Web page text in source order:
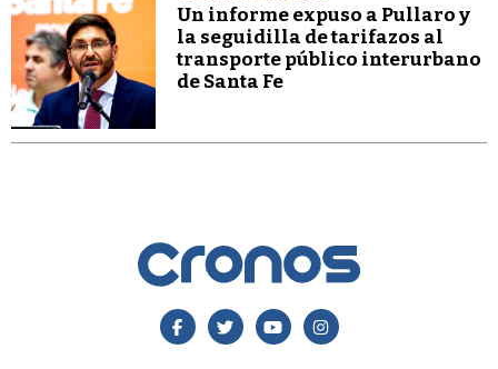
Un informe expuso a Pullaro y
la seguidilla de tarifazos al
transporte público interurbano
de Santa Fe